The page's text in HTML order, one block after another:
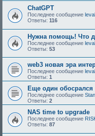
ChatGPT
Последнее сообщение
Ответы: 116
Нужна помощь! Что
Последнее сообщение
Ответы: 53
web3 новая эра
Последнее сообщение
Ответы: 1
Еще один обосрался
Последнее сообщение
Ответы: 2
NAS time to upgrade
Последнее сообщение
Ответы: 87